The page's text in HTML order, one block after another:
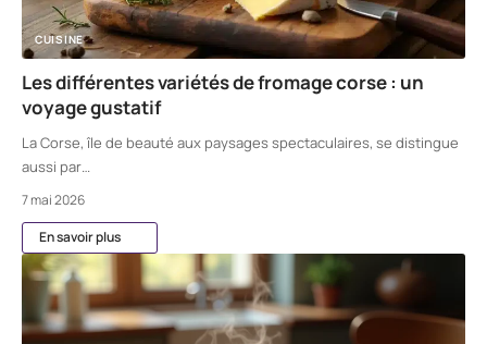
CUISINE
Les différentes variétés de fromage corse : un
voyage gustatif
La Corse, île de beauté aux paysages spectaculaires, se distingue
aussi par…
7 mai 2026
En savoir plus